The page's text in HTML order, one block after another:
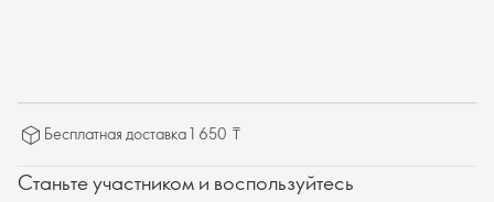
Бесплатная доставка 1 650 ₸
Станьте участником и воспользуйтесь